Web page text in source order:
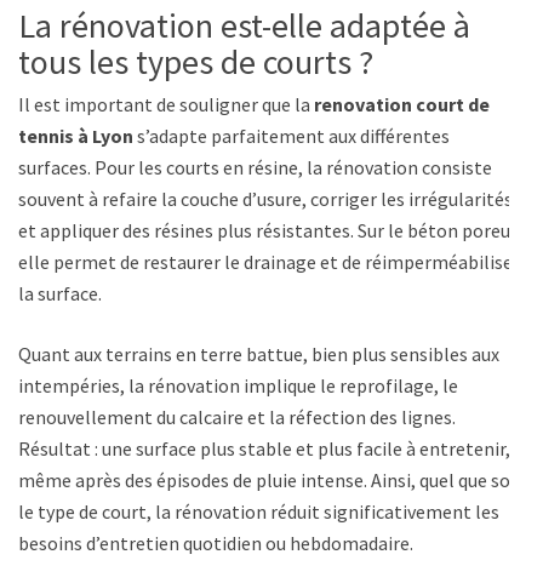
La rénovation est-elle adaptée à
tous les types de courts ?
Il est important de souligner que la renovation court de
tennis à Lyon s’adapte parfaitement aux différentes
surfaces. Pour les courts en résine, la rénovation consiste
souvent à refaire la couche d’usure, corriger les irrégularités
et appliquer des résines plus résistantes. Sur le béton poreux,
elle permet de restaurer le drainage et de réimperméabiliser
la surface.
Quant aux terrains en terre battue, bien plus sensibles aux
intempéries, la rénovation implique le reprofilage, le
renouvellement du calcaire et la réfection des lignes.
Résultat : une surface plus stable et plus facile à entretenir,
même après des épisodes de pluie intense. Ainsi, quel que soit
le type de court, la rénovation réduit significativement les
besoins d’entretien quotidien ou hebdomadaire.